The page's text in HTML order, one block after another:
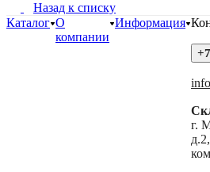
Назад к списку
Каталог О
компании
Информация
г.